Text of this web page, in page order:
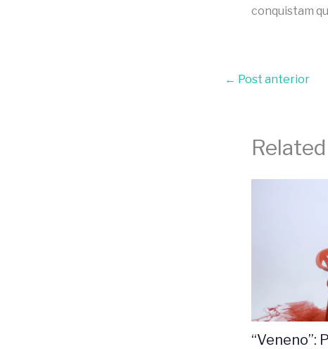
conquistam
← Post anterior
“Veneno”: